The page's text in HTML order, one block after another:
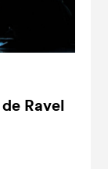
Ravel